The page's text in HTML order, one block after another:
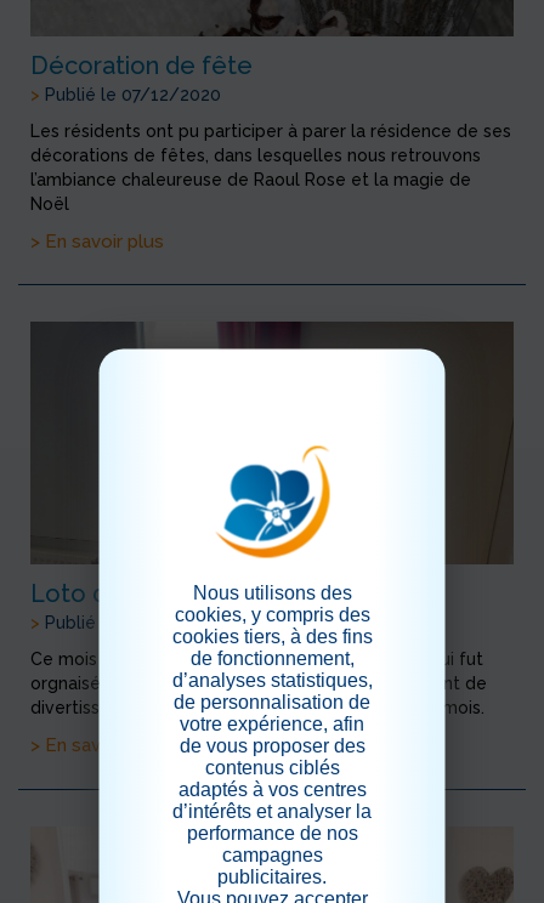
Décoration de fête
> Publié le 07/12/2020
Les résidents ont pu participer à parer la résidence de ses
décorations de fêtes, dans lesquelles nous retrouvons
l’ambiance chaleureuse de Raoul Rose et la magie de
Noël
> En savoir plus
Loto d'étages
> Publié le 07/12/2020
Ce mois ci c'est un loto d'étages, par téléphone qui fut
orgnaisé, les résidents ont pu profité de ce moment de
divertissement attendu avec impatience tous les mois.
> En savoir plus
Nous utilisons des
cookies, y compris des
cookies tiers, à des fins
de fonctionnement,
d’analyses statistiques,
de personnalisation de
votre expérience, afin
de vous proposer des
contenus ciblés
adaptés à vos centres
d’intérêts et analyser la
performance de nos
campagnes
publicitaires.
Vous pouvez accepter